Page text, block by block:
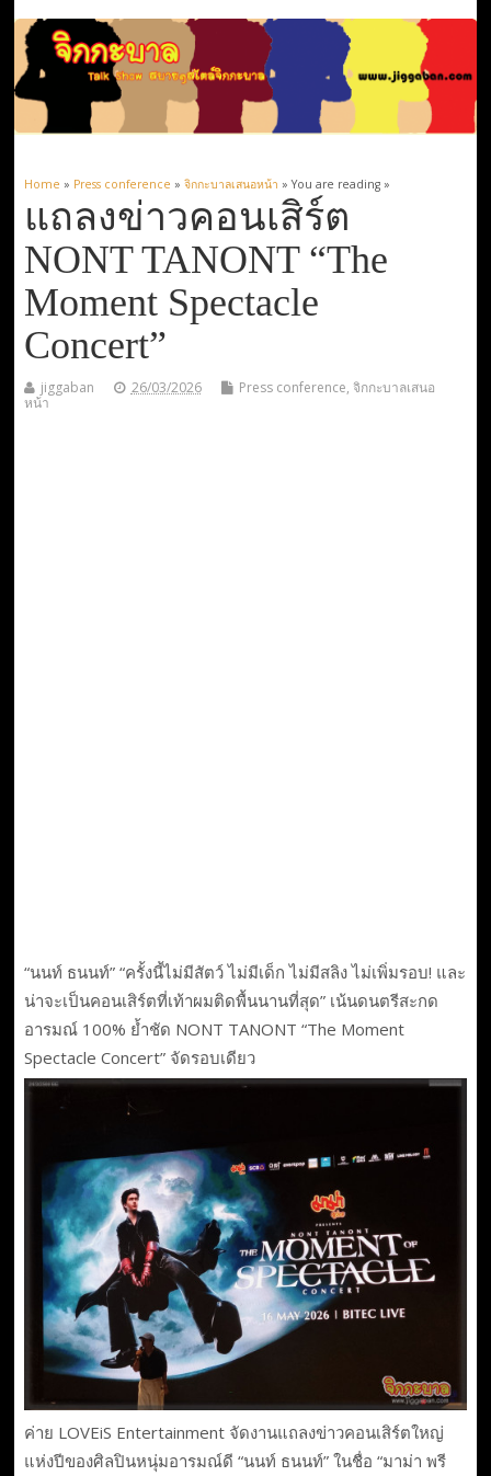
Home » Press conference » จิกกะบาลเสนอหน้า » You are reading »
แถลงข่าวคอนเสิร์ต
NONT TANONT “The
Moment Spectacle
Concert”
jiggaban 26/03/2026 Press conference, จิกกะบาลเสนอ
หน้า
“นนท์ ธนนท์” “ครั้งนี้ไม่มีสัตว์ ไม่มีเด็ก ไม่มีสลิง ไม่เพิ่มรอบ! และ
น่าจะเป็นคอนเสิร์ตที่เท้าผมติดพื้นนานที่สุด” เน้นดนตรีสะกด
อารมณ์ 100% ย้ำชัด NONT TANONT “The Moment
Spectacle Concert” จัดรอบเดียว
ค่าย LOVEiS Entertainment จัดงานแถลงข่าวคอนเสิร์ตใหญ่
แห่งปีของศิลปินหนุ่มอารมณ์ดี “นนท์ ธนนท์” ในชื่อ “มาม่า พรี